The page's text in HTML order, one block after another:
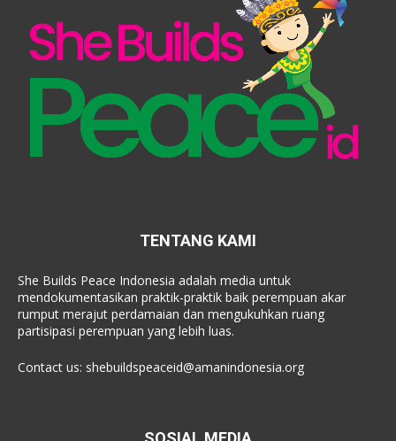
TENTANG KAMI
She Builds Peace Indonesia adalah media untuk
mendokumentasikan praktik-praktik baik perempuan akar
rumput merajut perdamaian dan mengukuhkan ruang
partisipasi perempuan yang lebih luas.
Contact us: shebuildspeaceid@amanindonesia.org